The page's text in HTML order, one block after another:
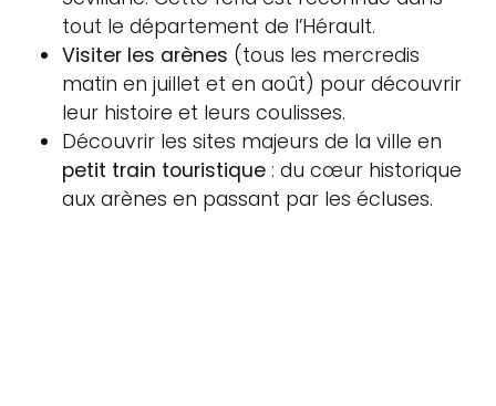
tout le département de l’Hérault.
Visiter les arènes (tous les mercredis
matin en juillet et en août) pour découvrir
leur histoire et leurs coulisses.
Découvrir les sites majeurs de la ville en
petit train touristique : du cœur historique
aux arènes en passant par les écluses.